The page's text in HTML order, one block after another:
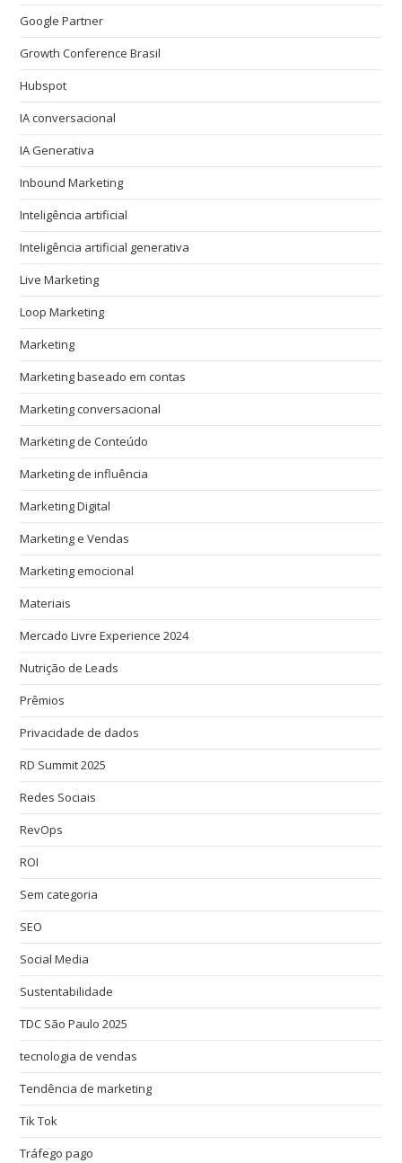
Google Partner
Growth Conference Brasil
Hubspot
IA conversacional
IA Generativa
Inbound Marketing
Inteligência artificial
Inteligência artificial generativa
Live Marketing
Loop Marketing
Marketing
Marketing baseado em contas
Marketing conversacional
Marketing de Conteúdo
Marketing de influência
Marketing Digital
Marketing e Vendas
Marketing emocional
Materiais
Mercado Livre Experience 2024
Nutrição de Leads
Prêmios
Privacidade de dados
RD Summit 2025
Redes Sociais
RevOps
ROI
Sem categoria
SEO
Social Media
Sustentabilidade
TDC São Paulo 2025
tecnologia de vendas
Tendência de marketing
Tik Tok
Tráfego pago